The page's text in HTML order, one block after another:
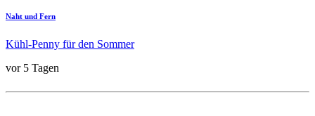
Naht und Fern
Kühl-Penny für den Sommer
vor 5 Tagen